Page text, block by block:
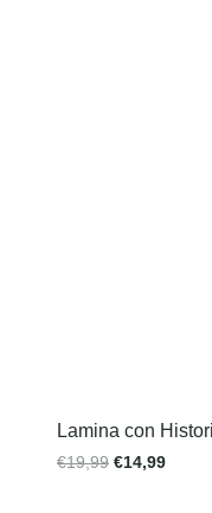
Lamina con
€19,99 €14,99